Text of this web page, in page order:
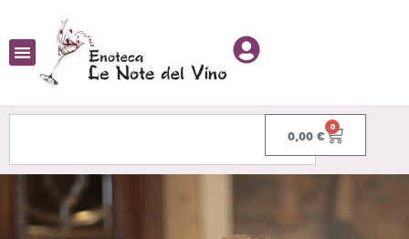
0,00 €
0